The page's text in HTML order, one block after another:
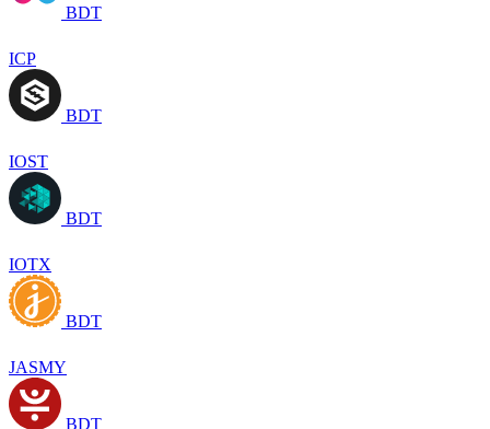
BDT
ICP
BDT
IOST
BDT
IOTX
BDT
JASMY
BDT